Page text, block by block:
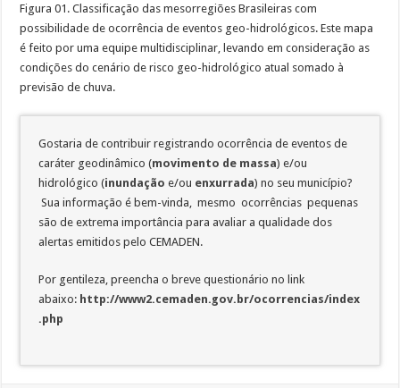
Figura 01. Classificação das mesorregiões Brasileiras com
possibilidade de ocorrência de eventos geo-hidrológicos. Este mapa
é feito por uma equipe multidisciplinar, levando em consideração as
condições do cenário de risco geo-hidrológico atual somado à
previsão de chuva.
Gostaria de contribuir registrando ocorrência de eventos de
caráter geodinâmico (movimento de massa) e/ou
hidrológico (inundaçãoe/ou enxurrada) no seu município?
Sua informação é bem-vinda, mesmo ocorrências pequenas
são de extrema importância para avaliar a qualidade dos
alertas emitidos pelo CEMADEN.
Por gentileza, preencha o breve questionário no link
abaixo: http://www2.cemaden.gov.br/ocorrencias/index
.php